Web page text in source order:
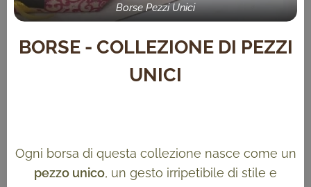
Borse Pezzi Unici
BORSE - COLLEZIONE DI PEZZI
UNICI
Ogni borsa di questa collezione nasce come un
pezzo unico, un gesto irripetibile di stile e